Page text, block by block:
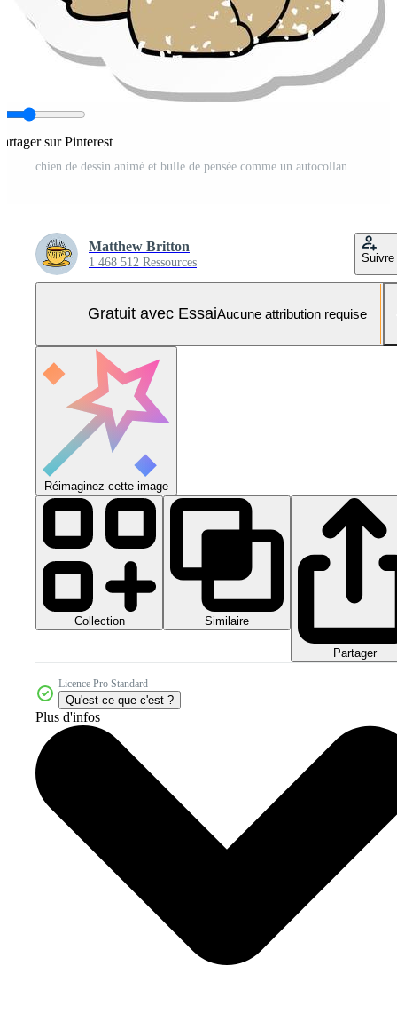
sur Pinterest
Matthew Britton
1 468 512 Ressources Suivre
Gratuit avec EssaiAucune attribution requise
Réimaginez cette image
Collection Similaire
Partager
Licence Pro Standard
Qu'est-ce que c'est ?
Plus d'infos